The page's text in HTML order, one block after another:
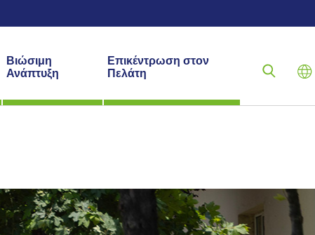
Βιώσιμη
Ανάπτυξη
Επικέντρωση στον
Πελάτη